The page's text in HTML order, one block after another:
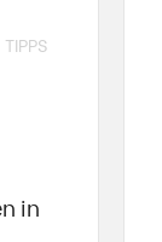
TIPPS
in